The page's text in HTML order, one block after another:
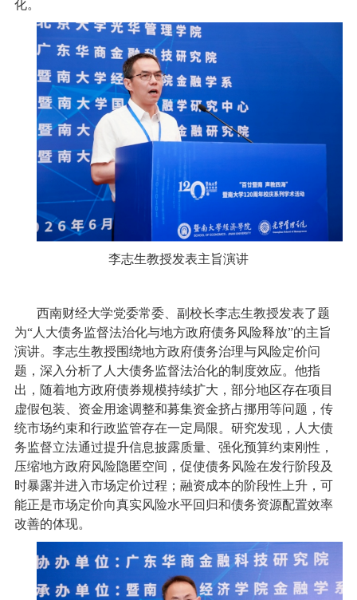
化。
李志生教授发表主旨演讲
西南财经大学党委常委、副校长李志生教授发表了题
为“人大债务监督法治化与地方政府债务风险释放”的主旨
演讲。李志生教授围绕地方政府债务治理与风险定价问
题，深入分析了人大债务监督法治化的制度效应。他指
出，随着地方政府债券规模持续扩大，部分地区存在项目
虚假包装、资金用途调整和募集资金挤占挪用等问题，传
统市场约束和行政监管存在一定局限。研究发现，人大债
务监督立法通过提升信息披露质量、强化预算约束刚性，
压缩地方政府风险隐匿空间，促使债务风险在发行阶段及
时暴露并进入市场定价过程；融资成本的阶段性上升，可
能正是市场定价向真实风险水平回归和债务资源配置效率
改善的体现。